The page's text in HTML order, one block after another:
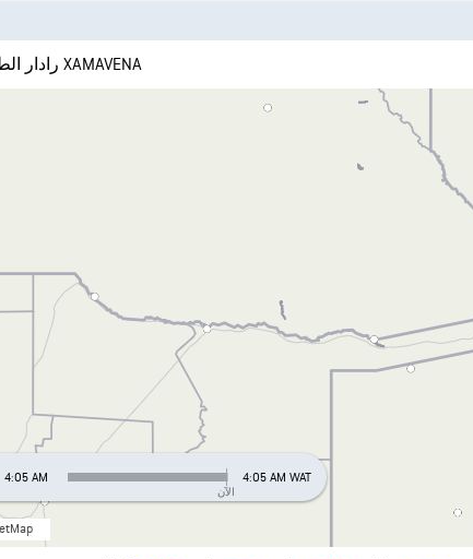
رادار الطقس في XAMAVENA
4:05 AM
الآن
4:05 AM WAT